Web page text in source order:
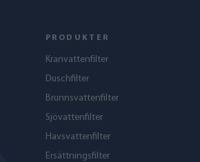
PRODUKTER
Kranvattenfilter
Duschfilter
Brunnsvattenfilter
Sjövattenfilter
Havs­vattenfilter
Ersättningsfilter